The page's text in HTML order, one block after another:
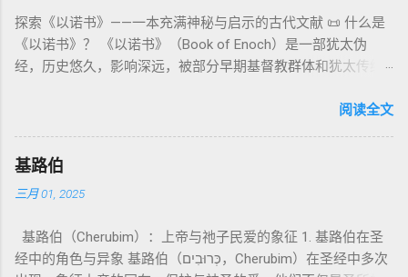
圣所，用血为圣所与百姓遮罪。 这是整卷《利未记》的神学中
心： 神愿意居住在人中间； 罪必须被遮盖才能维持这同在；
神主动提供遮罪之道（两个祭牲，特别是“为耶和华”的与“归于
亚撒泻勒”的）。 这预表...
的“深渊囚禁”叙事共振。 彼后2:4 用“ 他他路斯 （Tartarus）”指
天使囚禁之所，贴近以诺传统语境。 福音书/启示录 中的“ 人子
来临与天使同来、坐在荣耀宝座审判列国 ”（太24–25；启1、
观 ：以诺将“巨人之灵”为游行污灵的渊源学解释，补给了新约
驱魔叙事背后的“灵界词库”（可1、路8；亦参弗6:12“执政掌
权”）。 阴间与审判意象 ：Sheol 的分区、册卷与火刑等图像，
：以诺传统对压迫者的“祸哉”，与 雅各书 对不义富者的警告
（雅5）形成呼应。 ...
所 崇拜 的 神祇 出 20: 3 假 神/ 偶像（ gods） 3. 属 灵 存在
神 的 众 子、 天使、 神圣 议会 成员 诗 82: 1, 申 32: 8– 9
神圣 存在（ divine beings） 4. 法官 被 委托 施行 神 审判者 出
权 代表 受托 执行 神 旨意 的 人（ 如 摩西） 出 7: 1 神 的 代言
人（ divine proxy） 6. 强调 威严 复数 形式 强调 尊贵 超自然 的
显现 撒 上 28: 13 灵界 显现 或 尊称（ majestic plural） 三、
每一 类 的 代表 经文 解读 1. 真神 的 独 一 性（ 创世 记 1: 1） “
בְּרֵאשִׁית בָּרָא אֱלֹהִים...” “ 起初， 神（ Elohim） 创造 天地。” 尽
语法 结构 显示 这 是在 强调 一位 ...
探索《以诺书》——一本充满神秘与启示的古代文献 📜 什么是
《以诺书》？ 《以诺书》（Book of Enoch）是一部犹太伪
经，历史悠久，影响深远，被部分早期基督教群体和犹太传统
的曾祖父——的名义写成，包含大量关于天使、堕落、审判和弥
行，神将他取去，他就不在世了。” 这一神秘的记载激发了后世
关于以诺与神的关系、天国奥秘的丰富想象。《以诺书》便是
这种想象的结晶。 📖《以诺书》的主要内容 《以诺书》并非一
之书》（1 Enoch 1-36） 讲述堕落天使（守望者，Watchers）
如何违背神的命令，与人类女子结合，生下巨人（Nephilim）。
阅读全文
基路伯
三月 01, 2025
基路伯（Cherubim）：上帝与祂子民爱的象征 1. 基路伯在圣
经中的角色与异象 基路伯（כְּרוּבִים，Cherubim）在圣经中多次